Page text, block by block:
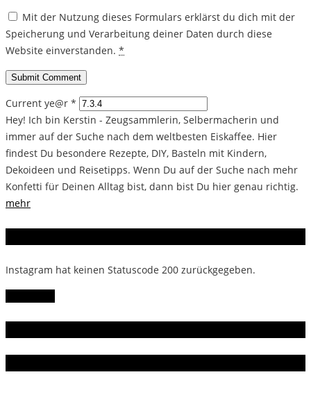
Mit der Nutzung dieses Formulars erklärst du dich mit der
Speicherung und Verarbeitung deiner Daten durch diese
Website einverstanden. *
Current ye@r *
Hey! Ich bin Kerstin - Zeugsammlerin, Selbermacherin und
immer auf der Suche nach dem weltbesten Eiskaffee. Hier
findest Du besondere Rezepte, DIY, Basteln mit Kindern,
Dekoideen und Reisetipps. Wenn Du auf der Suche nach mehr
Konfetti für Deinen Alltag bist, dann bist Du hier genau richtig.
mehr
Instagram hat keinen Statuscode 200 zurückgegeben.